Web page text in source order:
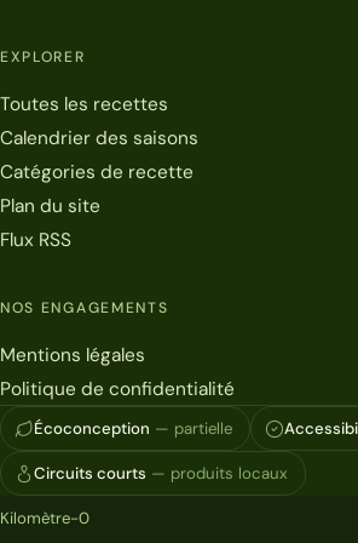
EXPLORER
Toutes les recettes
Calendrier des saisons
Catégories de recette
Plan du site
Flux RSS
NOS ENGAGEMENTS
Mentions légales
Politique de confidentialité
Écoconception — partielle
Circuits courts — produits locaux
Kilomètre-0